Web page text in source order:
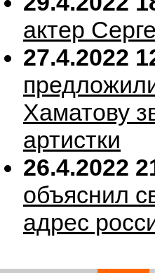
актер
27.4.2022
Хаматову
артистки
26.4.2022
объяснил
адрес